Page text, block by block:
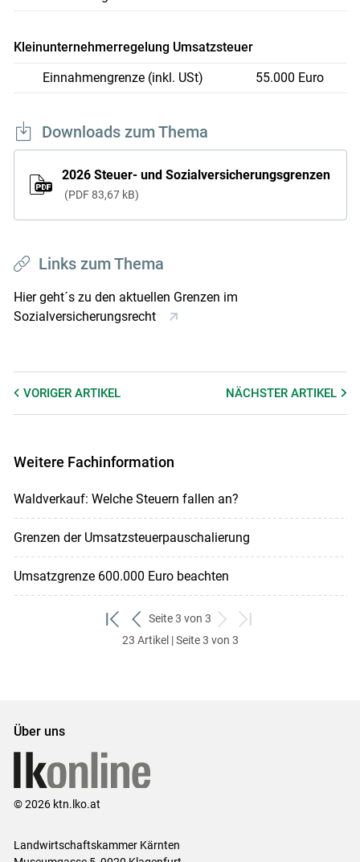
Kleinunternehmerregelung Umsatzsteuer
Einnahmengrenze (inkl. USt)
55.000 Euro
Downloads zum Thema
2026 Steuer- und Sozialversicherungsgrenzen
PDF 83,67 kB
Links zum Thema
Hier geht´s zu den aktuellen Grenzen im
Sozialversicherungsrecht
VORIGER ARTIKEL NÄCHSTERARTIKEL
Weitere Fachinformation
Waldverkauf: Welche Steuern fallen an?
Grenzen der Umsatzsteuerpauschalierung
Umsatzgrenze 600.000 Euro beachten
zum
ersten
zurück
zum
Seite 3 von 3
weiter
zum
zum
23 Artikel | Seite 3 von 3
Über uns
© 2026 ktn.lko.at
Landwirtschaftskammer Kärnten